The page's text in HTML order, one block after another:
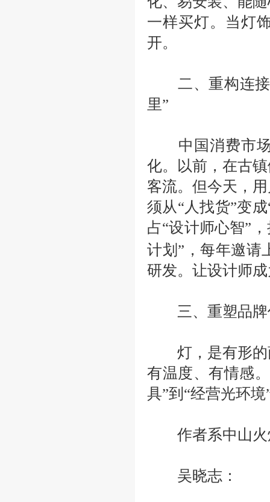
一样买灯。当灯
开。
二、重构连接
里”
中国消费市场
化。以前，在古
客流。但今天，
须从“人找货”变
占“设计师心智”
计划”，每年邀请
研发。让设计师
三、重塑品牌
灯，是有形的
有温度、有情感
具”到“经营光环
作者系中山火
吴晓志：